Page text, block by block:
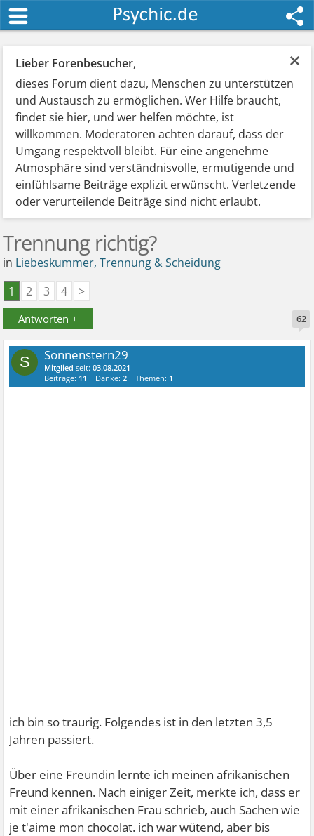
×
Lieber Forenbesucher,
dieses Forum dient dazu, Menschen zu unterstützen
und Austausch zu ermöglichen. Wer Hilfe braucht,
findet sie hier, und wer helfen möchte, ist
willkommen. Moderatoren achten darauf, dass der
Umgang respektvoll bleibt. Für eine angenehme
Atmosphäre sind verständnisvolle, ermutigende und
einfühlsame Beiträge explizit erwünscht. Verletzende
oder verurteilende Beiträge sind nicht erlaubt.
Trennung richtig?
in Liebeskummer, Trennung & Scheidung
1
2 3 4 >
Antworten + 62
S Sonnenstern29
Mitglied seit:03.08.2021
Beiträge: 11 Danke:2 Themen: 1
ich bin so traurig. Folgendes ist in den letzten 3,5
Jahren passiert.
Über eine Freundin lernte ich meinen afrikanischen
Freund kennen. Nach einiger Zeit, merkte ich, dass er
mit einer afrikanischen Frau schrieb, auch Sachen wie
je t'aime mon chocolat. ich war wütend, aber bis